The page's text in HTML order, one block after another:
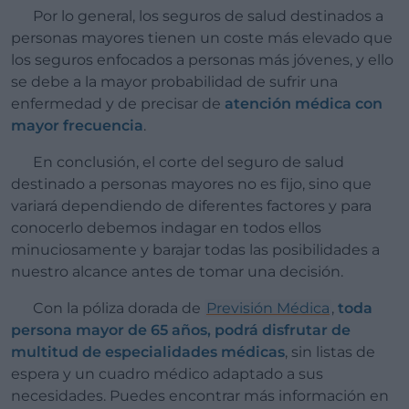
Por lo general, los seguros de salud destinados a
personas mayores tienen un coste más elevado que
los seguros enfocados a personas más jóvenes, y ello
se debe a la mayor probabilidad de sufrir una
enfermedad y de precisar de atención médica con
mayor frecuencia.
En conclusión, el corte del seguro de salud
destinado a personas mayores no es fijo, sino que
variará dependiendo de diferentes factores y para
conocerlo debemos indagar en todos ellos
minuciosamente y barajar todas las posibilidades a
nuestro alcance antes de tomar una decisión.
Con la póliza dorada de Previsión Médica , toda
persona mayor de 65 años, podrá disfrutar de
multitud de especialidades médicas, sin listas de
espera y un cuadro médico adaptado a sus
necesidades. Puedes encontrar más información en